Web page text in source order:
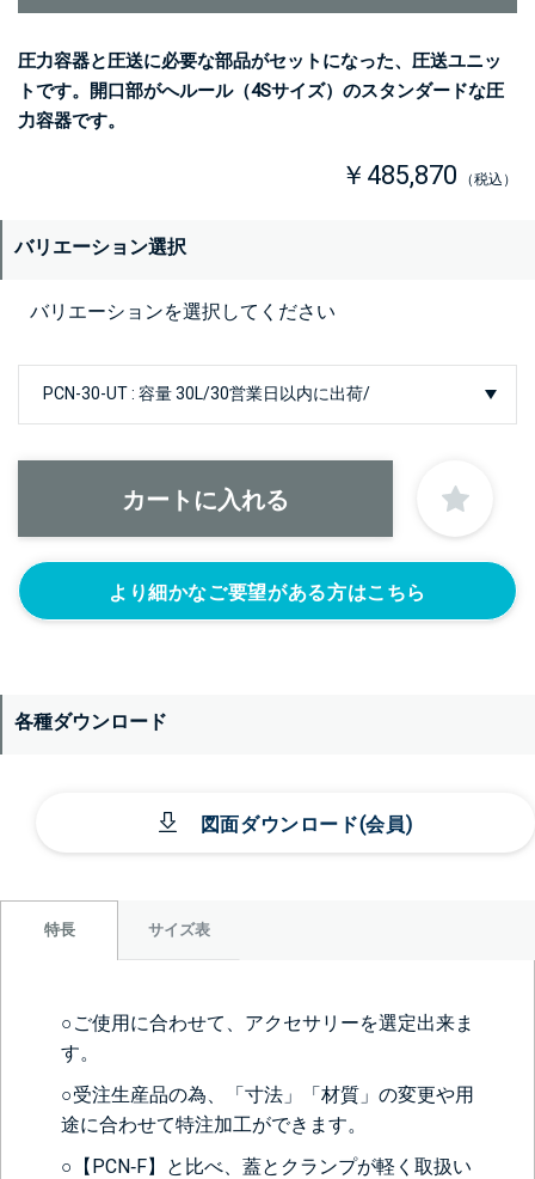
圧力容器と圧送に必要な部品がセットになった、圧送ユニッ
トです。開口部がへルール（4Sサイズ）のスタンダードな圧
力容器です。
￥485,870 （税込）
バリエーション選択
バリエーションを選択してください
より細かなご要望がある方はこちら
各種ダウンロード
図面ダウンロード(会員)
特長 サイズ表
○ご使用に合わせて、アクセサリーを選定出来ま
す。
○受注生産品の為、「寸法」「材質」の変更や用
途に合わせて特注加工ができます。
○【PCN‐F】と比べ、蓋とクランプが軽く取扱い